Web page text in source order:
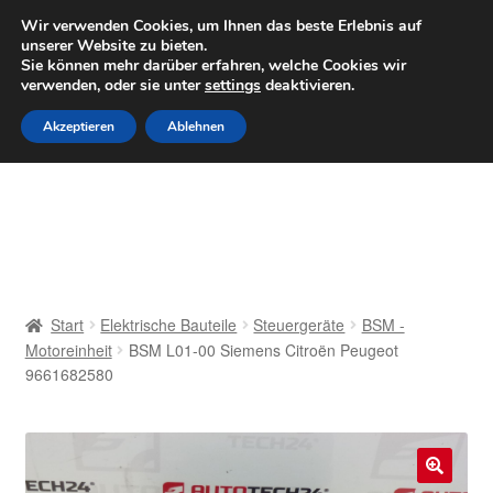
LIEFERUNG ab 6 EUR
Mo–Fr 9–16 Uhr · 0175 7465658
Zur
Navigation
springen
Zum
Inhalt
springen
Beschwerdeordnung
Start Elektrische Bauteile Steuergeräte
BSM -
Motoreinheit
BSM L01-00 Siemens Citroën Peugeot
9661682580
Wir verwenden Cookies, um Ihnen das beste Erlebnis auf
unserer Website zu bieten.
Sie können mehr darüber erfahren, welche Cookies wir
verwenden, oder sie untersettings deaktivieren.
Akzeptieren Ablehnen